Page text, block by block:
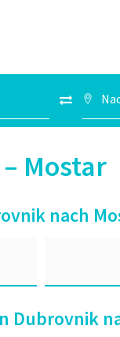
Mostar
nach
Dubrovnik